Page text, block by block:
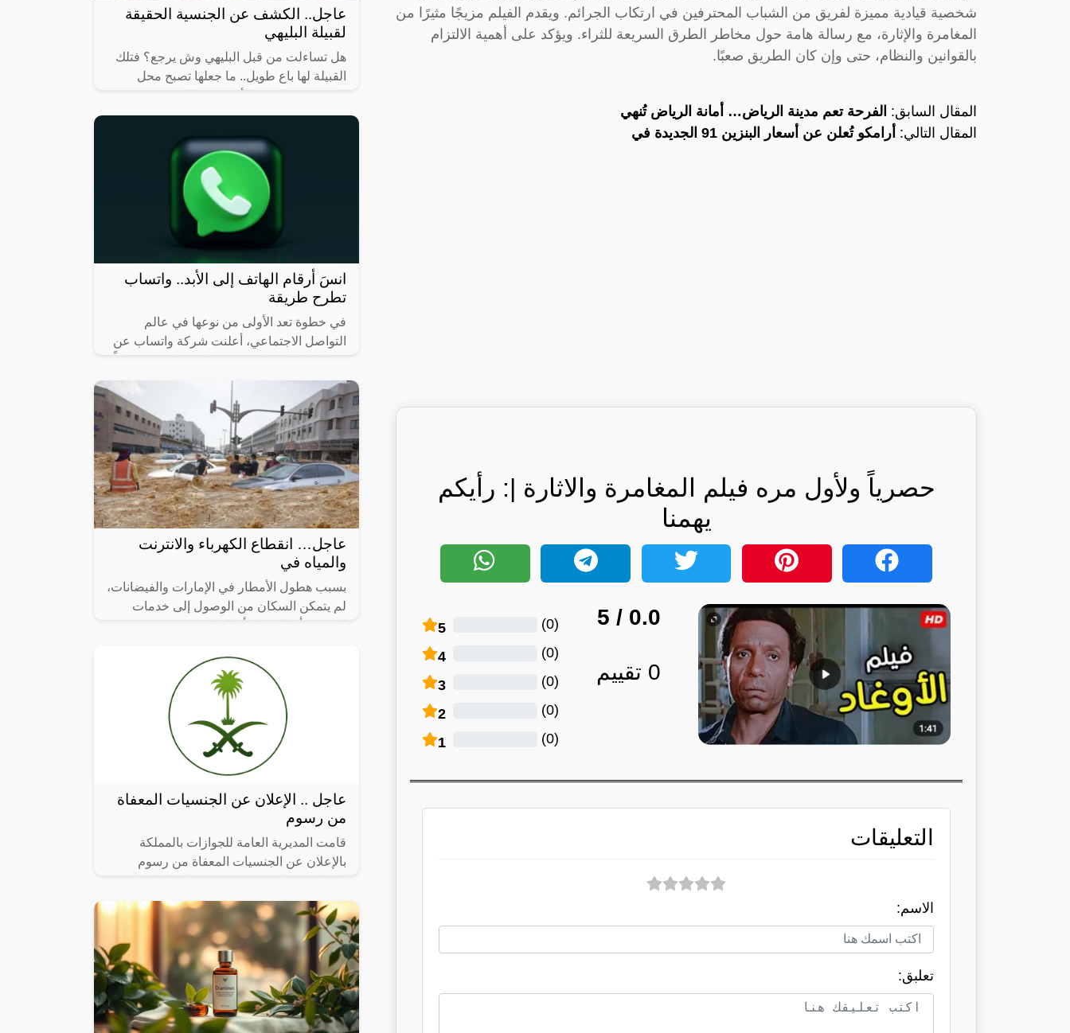
شخصية قيادية مميزة لفريق من الشباب المحترفين في ارتكاب الجرائم. ويقدم الفيلم مزيجًا مثيرًا من
المغامرة والإثارة، مع رسالة هامة حول مخاطر الطرق السريعة للثراء. ويؤكد على أهمية الالتزام
بالقوانين والنظام، حتى وإن كان الطريق صعبًا.
المقال السابق: الفرحة تعم مدينة الرياض… أمانة الرياض تُنهي
المقال التالي: أرامكو تُعلن عن أسعار البنزين 91 الجديدة في
حصرياً ولأول مره فيلم المغامرة والاثارة |: رأيكم
يهمنا
0.0
/ 5
0 تقييم
5 (
0
)
4 (
0
)
3 (
0
)
2 (
0
)
1 (
0
)
التعليقات
الاسم:
تعلبق:
عاجل.. الكشف عن الجنسية الحقيقة
لقبيلة البليهي
هل تساءلت من قبل البليهي وش يرجع؟ فتلك
القبيلة لها باع طويل.. ما جعلها تصبح محل
الأشخاص؛ مما دعانا للتطرق إليها وعرض أهم
انسَ أرقام الهاتف إلى الأبد.. واتساب
تطرح طريقة
في خطوة تعد الأولى من نوعها في عالم
التواصل الاجتماعي، أعلنت شركة واتساب عن
لمنصتها. هذه الميزة ستسمح للمستخدمين
عاجل… انقطاع الكهرباء والانترنت
والمياه في
بسبب هطول الأمطار في الإمارات والفيضانات،
لم يتمكن السكان من الوصول إلى خدمات
عاجل .. الإعلان عن الجنسيات المعفاة
من رسوم
قامت المديرية العامة للجوازات بالمملكة
بالإعلان عن الجنسيات المعفاة من رسوم
بالنسبة للعديد من الفئات بالمملكة سواء